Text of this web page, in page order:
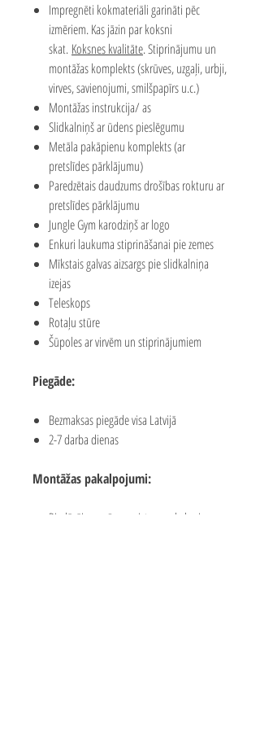
Impregnēti kokmateriāli garināti pēc
izmēriem. Kas jāzin par koksni
skat. Koksnes kvalitāte.Stiprinājumu un
montāžas komplekts (skrūves, uzgaļi, urbji,
virves, savienojumi, smilšpapīrs u.c.)
Montāžas instrukcija/ as
Slidkalniņš ar ūdens pieslēgumu
Metāla pakāpienu komplekts (ar
pretslīdes pārklājumu)
Paredzētais daudzums drošības rokturu ar
pretslīdes pārklājumu
Jungle Gym karodziņš ar logo
Enkuri laukuma stiprināšanai pie zemes
Mīkstais galvas aizsargs pie slidkalniņa
izejas
Teleskops
Rotaļu stūre
Šūpoles ar virvēm un stiprinājumiem
Piegāde:
Bezmaksas piegāde visa Latvijā
2-7 darba dienas
Montāžas pakalpojumi:
Piedāvājam mūsu meistaru pakalpojumus